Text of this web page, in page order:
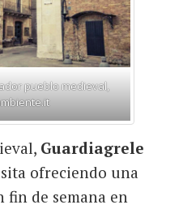
pueblo medieval,
Guardiagrele
ofreciendo una
de semana en